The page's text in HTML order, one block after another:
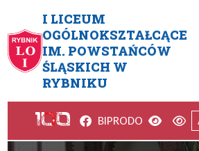
I LICEUM
OGÓLNOKSZTAŁCĄCE
IM. POWSTAŃCÓW
ŚLĄSKICH W
RYBNIKU
Laury dla Bel Canto
Facebook
BIPRODO